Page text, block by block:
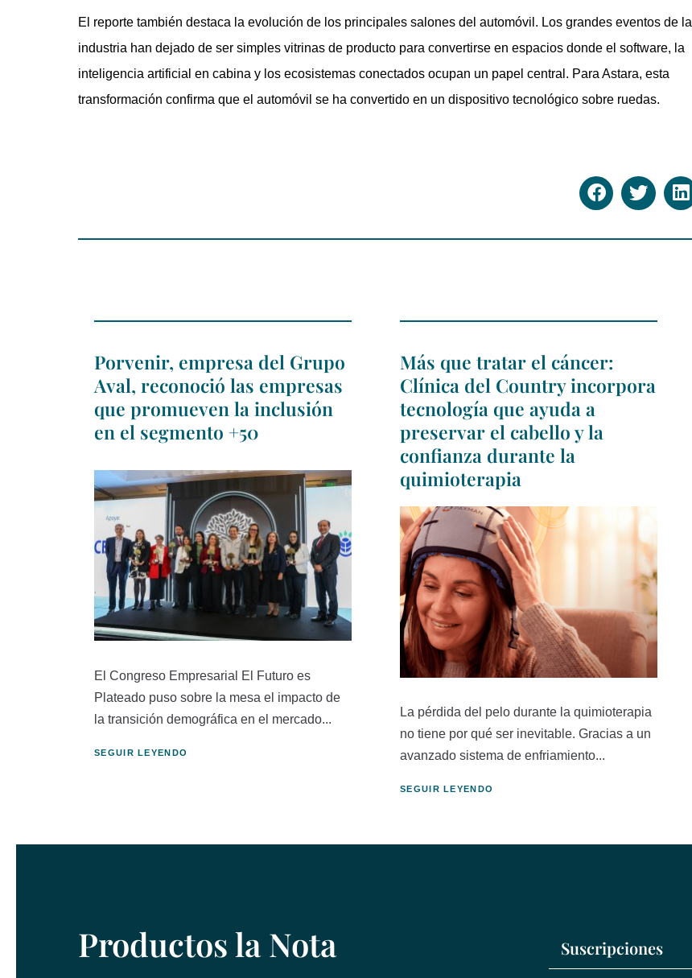
El reporte también destaca la evolución de los principales salones del automóvil. Los grandes eventos de la
industria han dejado de ser simples vitrinas de producto para convertirse en espacios donde el software, la
inteligencia artificial en cabina y los ecosistemas conectados ocupan un papel central. Para Astara, esta
transformación confirma que el automóvil se ha convertido en un dispositivo tecnológico sobre ruedas.
Porvenir, empresa del Grupo
Aval, reconoció las empresas
que promueven la inclusión
en el segmento +50
El Congreso Empresarial El Futuro es
Plateado puso sobre la mesa el impacto de
la transición demográfica en el mercado...
SEGUIR LEYENDO
Más que tratar el cáncer:
Clínica del Country incorpora
tecnología que ayuda a
preservar el cabello y la
confianza durante la
quimioterapia
La pérdida del pelo durante la quimioterapia
no tiene por qué ser inevitable. Gracias a un
avanzado sistema de enfriamiento...
SEGUIR LEYENDO
Productos la Nota Suscripciones